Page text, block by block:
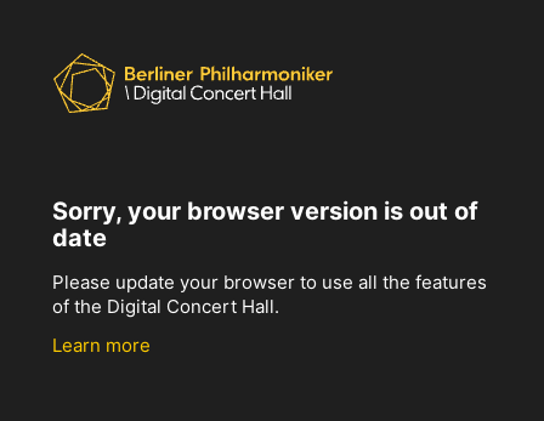
Sorry, your browser version is out of
date
Please update your browser to use all the features
of the Digital Concert Hall.
Learn more